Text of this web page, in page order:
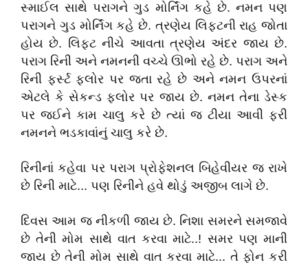
સ્માઈલ સાથે પરાગને ગુડ મોર્નિંગ કહે છે. નમન પણ
પરાગને ગુડ મોર્નિંગ કહે છે. ત્રણેય લિફ્ટની રાહ જોતા
હોય છે. લિફ્ટ નીચે આવતા ત્રણેય અંદર જાય છે.
પરાગ રિની અને નમનની વચ્ચે ઊભો રહે છે. પરાગ અને
રિની ફર્સ્ટ ફ્લોર પર જતા રહે છે અને નમન ઉપરનાં
એટલે કે સેકન્ડ ફ્લોર પર જાય છે. નમન તેના ડેસ્ક
પર જઈને કામ ચાલુ કરે છે ત્યાં જ ટીયા આવી ફરી
નમનને ભડકાવાંનું ચાલુ કરે છે.
રિનીનાં કહેવા પર પરાગ પ્રોફેશનલ બિહેવીયર જ રાખે
છે રિની માટે... પણ રિનીને હવે થોડું અજીબ લાગે છે.
દિવસ આમ જ નીકળી જાય છે. નિશા સમરને સમજાવે
છે તેની મોમ સાથે વાત કરવા માટે..! સમર પણ માની
જાય છે તેની મોમ સાથે વાત કરવા માટે... તે ફોન કરી